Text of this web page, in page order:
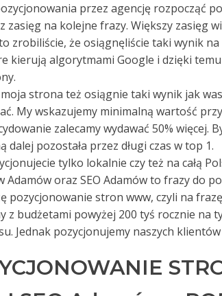
przez agencję rozpocząć
zasięg na kolejne frazy. Większy zasięg
zrobiliście, że osiągnęliście taki wynik
kierują algorytmami Google i dzięki
moja strona też osiągnie taki wynik jak
My wskazujemy minimalną wartość
zalecamy wydawać 50% więcej.
dalej pozostała przez długi czas w top 1.
tylko lokalnie czy też na całą
Adamów oraz SEO Adamów to frazy do
pozycjonowanie stron www, czyli na
z budżetami powyżej 200 tyś rocznie na
Jednak pozycjonujemy naszych